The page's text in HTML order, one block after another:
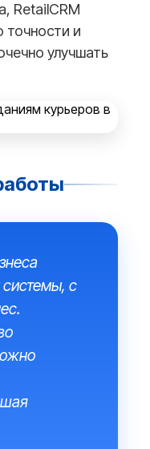
RetailCRM
точности и
улучшать
системы, с